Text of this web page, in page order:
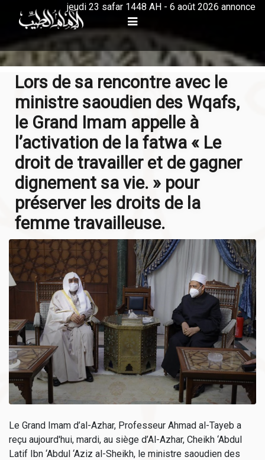
jeudi 23 safar 1448 AH - 6 août 2026 annonce
Lors de sa rencontre avec le
ministre saoudien des Wqafs,
le Grand Imam appelle à
l’activation de la fatwa « Le
droit de travailler et de gagner
dignement sa vie. » pour
préserver les droits de la
femme travailleuse.
Le Grand Imam d’al-Azhar, Professeur Ahmad al-Tayeb a
reçu aujourd'hui, mardi, au siège d’Al-Azhar, Cheikh ‘Abdul
Latif Ibn ‘Abdul ‘Aziz al-Sheikh, le ministre saoudien des